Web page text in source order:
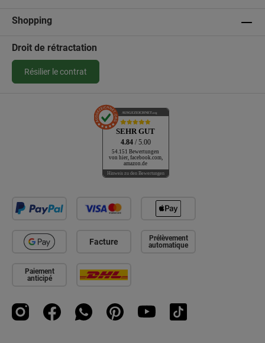
Shopping
Droit de rétractation
Résilier le contrat
AUSGEZEICHNET.org
SEHR GUT
4.84 / 5.00
54.151 Bewertungen
von hier, facebook.com,
amazon.de
Hinweis zu den Bewertungen
Facture
Prélèvement
automatique
Paiement
anticipé
InstagramFacebookWhatsApp PinterestYouTubeTikTok